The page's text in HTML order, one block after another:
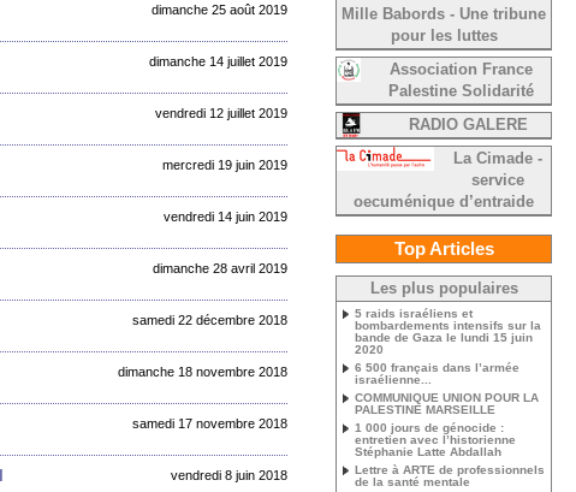
dimanche 25 août 2019
dimanche 14 juillet 2019
vendredi 12 juillet 2019
mercredi 19 juin 2019
vendredi 14 juin 2019
dimanche 28 avril 2019
samedi 22 décembre 2018
dimanche 18 novembre 2018
samedi 17 novembre 2018
vendredi 8 juin 2018
Mille Babords - Une tribune
pour les luttes
Association France
Palestine Solidarité
RADIO GALERE
La Cimade -
service
oecuménique d’entraide
Top Articles
Les plus populaires
5 raids israéliens et
bombardements intensifs sur la
bande de Gaza le lundi 15 juin
2020
6 500 français dans l’armée
israélienne...
COMMUNIQUE UNION POUR LA
PALESTINE MARSEILLE
1 000 jours de génocide :
entretien avec l’historienne
Stéphanie Latte Abdallah
Lettre à ARTE de professionnels
de la santé mentale